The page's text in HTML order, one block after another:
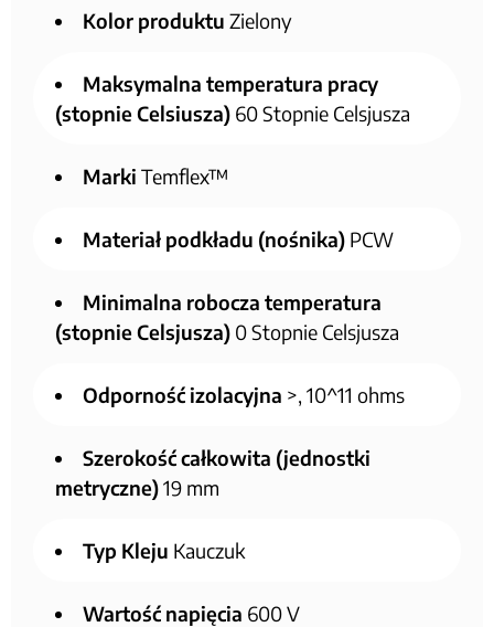
Kolor produktu Zielony
Maksymalna temperatura pracy
(stopnie Celsiusza) 60 Stopnie Celsjusza
Marki Temflex™
Materiał podkładu (nośnika) PCW
Minimalna robocza temperatura
(stopnie Celsjusza) 0 Stopnie Celsjusza
Odporność izolacyjna >, 10^11 ohms
Szerokość całkowita (jednostki
metryczne)19 mm
Typ Kleju Kauczuk
Wartość napięcia 600 V